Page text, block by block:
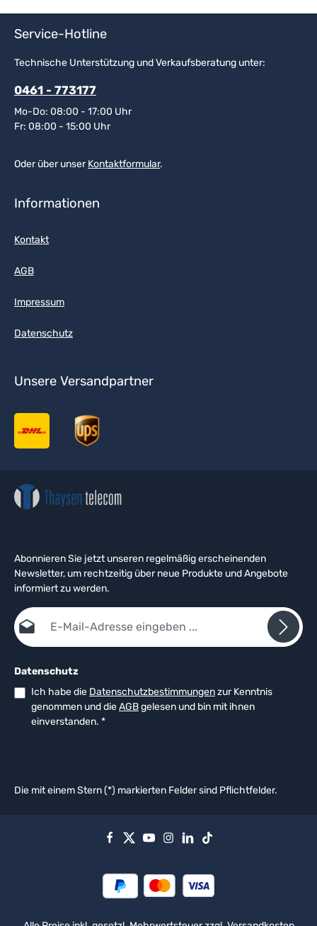
Service-Hotline
Technische Unterstützung und Verkaufsberatung unter:
0461 - 773177
Mo-Do: 08:00 - 17:00 Uhr
Fr: 08:00 - 15:00 Uhr
Oder über unserKontaktformular.
Informationen
Kontakt
AGB
Impressum
Datenschutz
Unsere Versandpartner
Abonnieren Sie jetzt unseren regelmäßig erscheinenden
Newsletter, um rechtzeitig über neue Produkte und Angebote
informiert zu werden.
E-Mail-Adresse*
Datenschutz
Ich habe die Datenschutzbestimmungenzur Kenntnis
genommen und dieAGBgelesen und bin mit ihnen
einverstanden. *
Die mit einem Stern (*) markierten Felder sind Pflichtfelder.